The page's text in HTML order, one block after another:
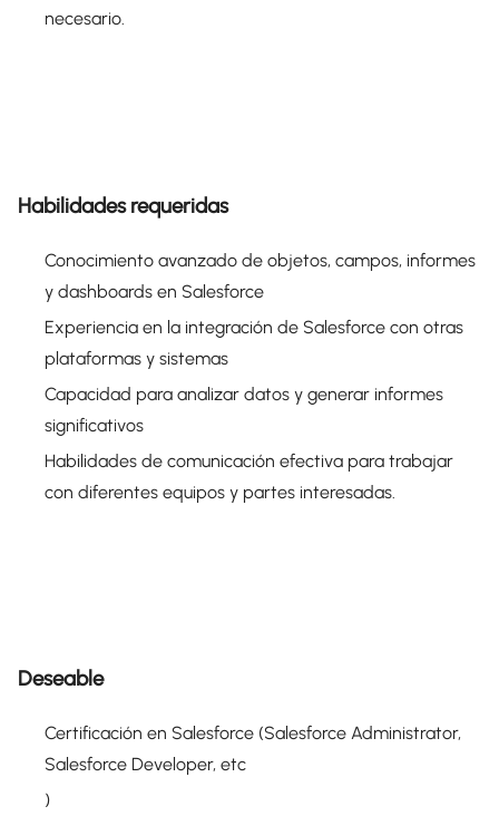
necesario.
Habilidades requeridas
Conocimiento avanzado de objetos, campos, informes
y dashboards en Salesforce
Experiencia en la integración de Salesforce con otras
plataformas y sistemas
Capacidad para analizar datos y generar informes
significativos
Habilidades de comunicación efectiva para trabajar
con diferentes equipos y partes interesadas.
Deseable
Certificación en Salesforce (Salesforce Administrator,
Salesforce Developer, etc
)